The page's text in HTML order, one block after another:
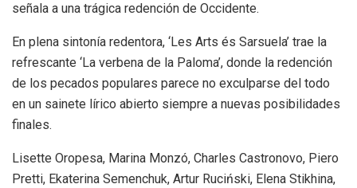
señala a una trágica redención de Occidente.
En plena sintonía redentora, ‘Les Arts és Sarsuela’ trae la
refrescante ‘La verbena de la Paloma’, donde la redención
de los pecados populares parece no exculparse del todo
en un sainete lírico abierto siempre a nuevas posibilidades
finales.
Lisette Oropesa, Marina Monzó, Charles Castronovo, Piero
Pretti, Ekaterina Semenchuk, Artur Ruciński, Elena Stikhina,